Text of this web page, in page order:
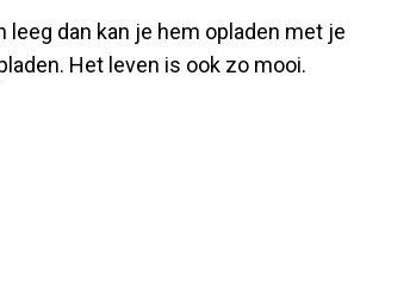
leeg dan kan je hem opladen met je
Het leven is ook zo mooi.